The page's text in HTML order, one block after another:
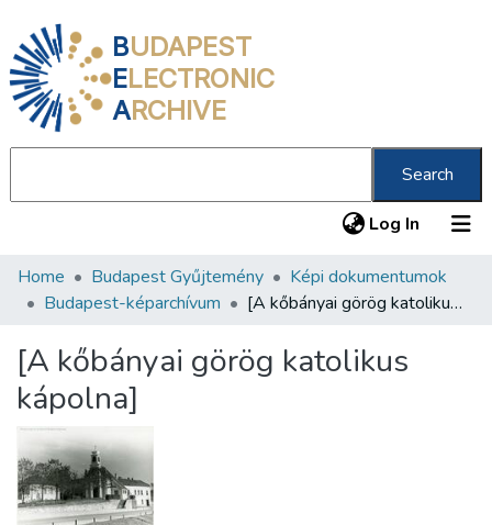
BUDAPEST
ELECTRONIC
ARCHIVE
Search
Log In (current)
Communities & Collections
Statistics
About us
Home Budapest Gyűjtemény
Képi dokumentumok
Budapest-képarchívum
[A kőbányai görög katolikus kápolna]
[A kőbányai görög katolikus
kápolna]